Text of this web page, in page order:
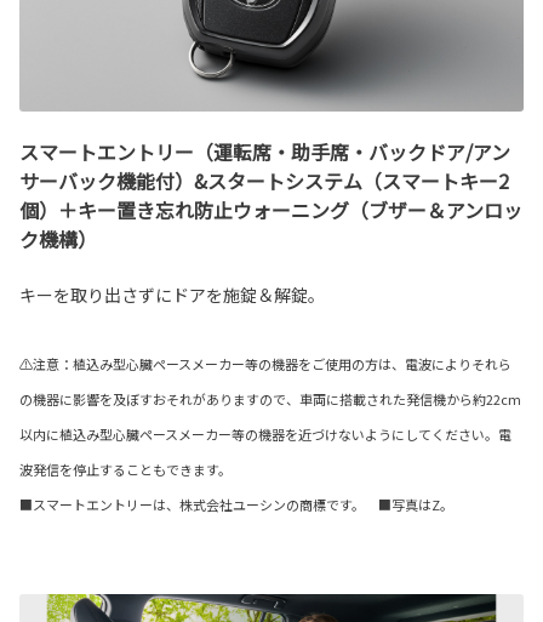
スマートエントリー（運転席・助手席・バックドア/アン
サーバック機能付）&スタートシステム（スマートキー2
個）＋キー置き忘れ防止ウォーニング（ブザー＆アンロッ
ク機構）
キーを取り出さずにドアを施錠＆解錠。
⚠注意：植込み型心臓ペースメーカー等の機器をご使用の方は、電波によりそれら
の機器に影響を及ぼすおそれがありますので、車両に搭載された発信機から約22cm
以内に植込み型心臓ペースメーカー等の機器を近づけないようにしてください。電
波発信を停止することもできます。
■スマートエントリーは、株式会社ユーシンの商標です。 ■写真はZ。